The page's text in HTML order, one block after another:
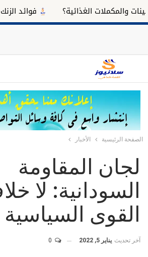
الغذائية؟ فوائد الزنك
الصفحة الرئيسية الأخبار
لجان المقاومة
السودانية: لا
القوى السياسية
آخر تحديث يناير 5, 2022